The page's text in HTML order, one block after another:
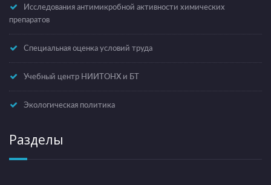
Исследования антимикробной активности химических
препаратов
Специальная оценка условий труда
Учебный центр НИИТОНХ и БТ
Экологическая политика
Разделы